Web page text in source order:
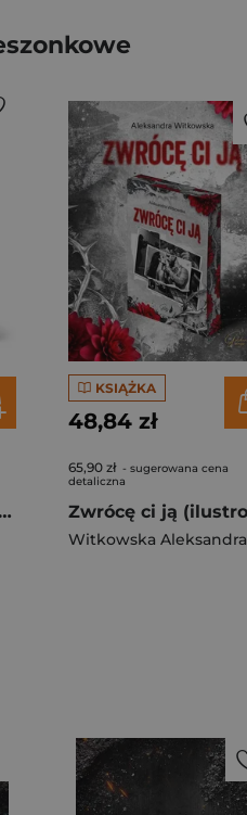
Forces (ilustrowane brzegi)
KSIĄŻKA
48,84 zł
65,90 zł - sugerowana cena
detaliczna
Witkowska Aleksandra